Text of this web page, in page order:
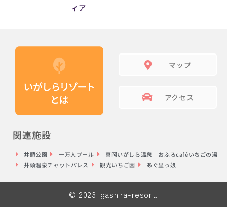
ィア
マップ
アクセス
関連施設
井頭公園 一万人プール
真岡いがしら温泉 おふろcaféいちごの湯
井頭温泉チャットパレス
観光いちご園 あぐ里っ娘
© 2023 igashira-resort.